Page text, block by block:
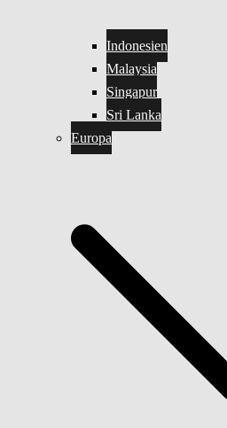
Indonesien
Malaysia
Singapur
Sri Lanka
Europa